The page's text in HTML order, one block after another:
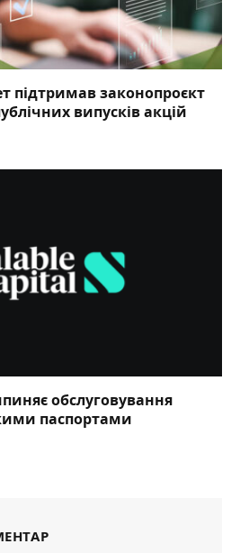
підтримав законопроєкт
випусків акцій
обслуговування
паспортами